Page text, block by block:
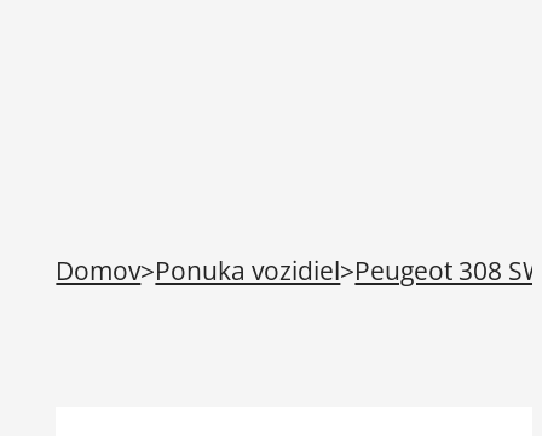
Domov>Ponuka vozidiel>Peugeot 308